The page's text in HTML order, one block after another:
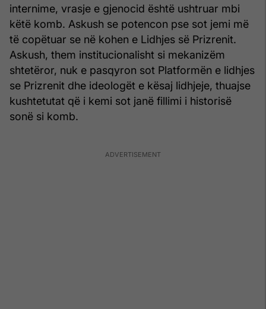
internime, vrasje e gjenocid është ushtruar mbi
këtë komb. Askush se potencon pse sot jemi më
të copëtuar se në kohen e Lidhjes së Prizrenit.
Askush, them institucionalisht si mekanizëm
shtetëror, nuk e pasqyron sot Platformën e lidhjes
se Prizrenit dhe ideologët e kësaj lidhjeje, thuajse
kushtetutat që i kemi sot janë fillimi i historisë
sonë si komb.